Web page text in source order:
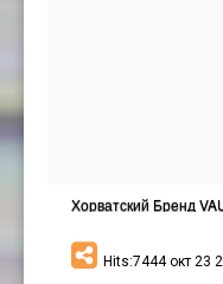
Hits:7444 окт 23